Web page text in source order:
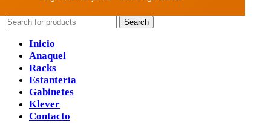
Search
Inicio
Anaquel
Racks
Estantería
Gabinetes
Klever
Contacto